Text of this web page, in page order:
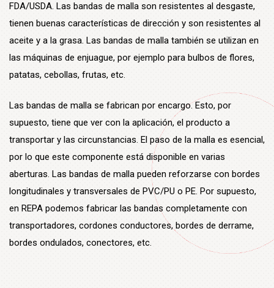
FDA/USDA. Las bandas de malla son resistentes al desgaste,
tienen buenas características de dirección y son resistentes al
aceite y a la grasa. Las bandas de malla también se utilizan en
las máquinas de enjuague, por ejemplo para bulbos de flores,
patatas, cebollas, frutas, etc.
Las bandas de malla se fabrican por encargo. Esto, por
supuesto, tiene que ver con la aplicación, el producto a
transportar y las circunstancias. El paso de la malla es esencial,
por lo que este componente está disponible en varias
aberturas. Las bandas de malla pueden reforzarse con bordes
longitudinales y transversales de PVC/PU o PE. Por supuesto,
en REPA podemos fabricar las bandas completamente con
transportadores, cordones conductores, bordes de derrame,
bordes ondulados, conectores, etc.